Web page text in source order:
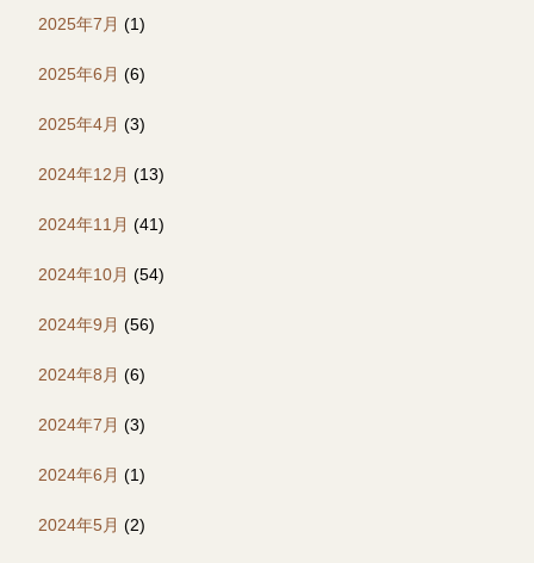
2025年7月 (1)
2025年6月 (6)
2025年4月 (3)
2024年12月 (13)
2024年11月 (41)
2024年10月 (54)
2024年9月 (56)
2024年8月 (6)
2024年7月 (3)
2024年6月 (1)
2024年5月 (2)